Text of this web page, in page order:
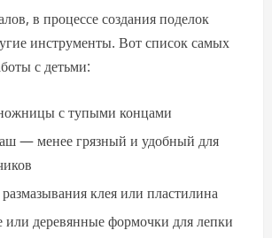
в процессе создания поделок
инструменты. Вот список самых
с детьми:
с тупыми концами
— менее грязный и удобный для
клея или пластилина
или деревянные формочки для лепки